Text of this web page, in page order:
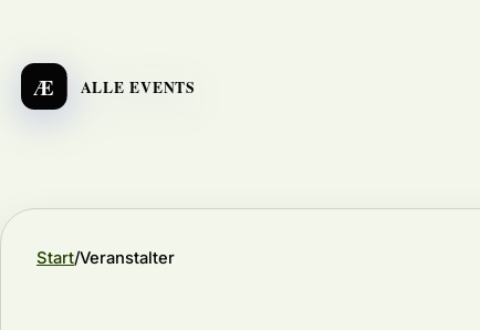
Æ ALLE EVENTS
Start Veranstalter